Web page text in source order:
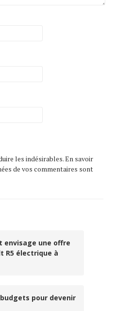
les indésirables.En savoir
de vos commentaires sont
envisage une offre
R5 électrique à
pour devenir